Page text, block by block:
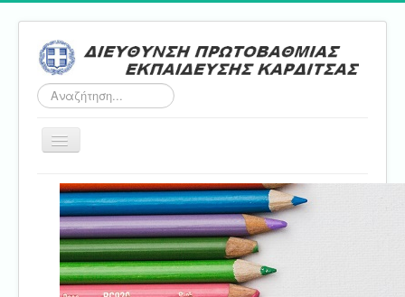
Αναζήτηση...
Εναλλαγή
Αρχική
ΔΠΕ
Τμήμα Α'
Τμήμα Β'